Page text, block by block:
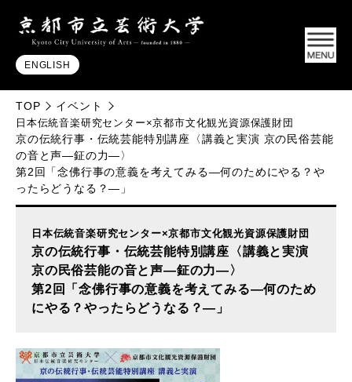
ENGLISH
TOP イベント
日本伝統音楽研究センター×京都市文化観光資源保護財団
京の伝統行事・伝統芸能特別講座〈講義と実演 京の民俗芸能
の音と声―鉦の力―〉
第2回「念佛行事の意義を考えてみる―何のためにやる？や
ったらどうなる？―」
日本伝統音楽研究センター×京都市文化観光資源保護財団
京の伝統行事・伝統芸能特別講座〈講義と実演
京の民俗芸能の音と声―鉦の力―〉
第2回「念佛行事の意義を考えてみる―何のため
にやる？やったらどうなる？―」